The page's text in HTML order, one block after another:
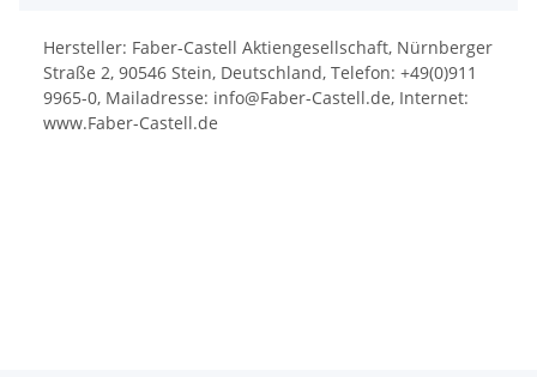
Hersteller: Faber-Castell Aktiengesellschaft, Nürnberger
Straße 2, 90546 Stein, Deutschland, Telefon: +49(0)911
9965-0, Mailadresse: info@Faber-Castell.de, Internet:
www.Faber-Castell.de